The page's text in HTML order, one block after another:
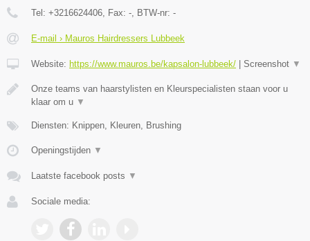
Tel: +3216624406 , Fax: - , BTW-nr: -
E-mail › Mauros Hairdressers Lubbeek
Website: https://www.mauros.be/kapsalon-lubbeek/ Screenshot ▼
Onze teams van haarstylisten en Kleurspecialisten staan voor u
klaar om u ▼
Diensten: Knippen, Kleuren, Brushing
Openingstijden ▼
Laatste facebook posts ▼
Sociale media: